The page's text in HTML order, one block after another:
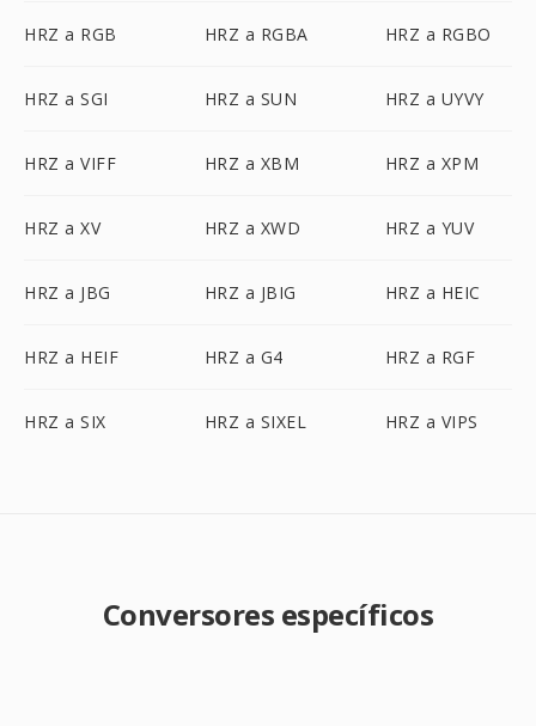
HRZ a RGB HRZ a RGBA HRZ a RGBO
HRZ a SGI HRZ a SUN HRZ a UYVY
HRZ a VIFF HRZ a XBM HRZ a XPM
HRZ a XV HRZ a XWD HRZ a YUV
HRZ a JBG HRZ a JBIG HRZ a HEIC
HRZ a HEIF HRZ a G4 HRZ a RGF
HRZ a SIX HRZ a SIXEL HRZ a VIPS
Conversores específicos